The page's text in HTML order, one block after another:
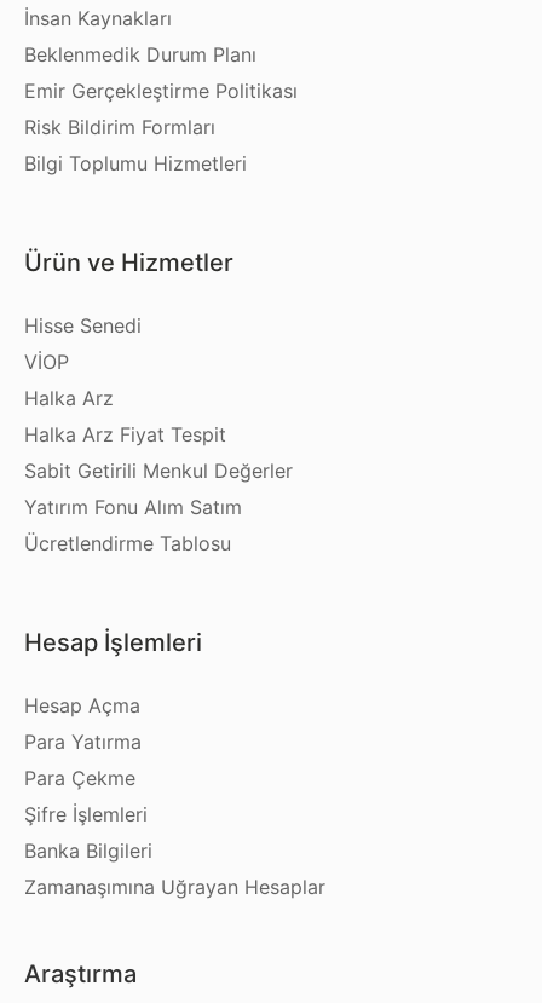
İnsan Kaynakları
Beklenmedik Durum Planı
Emir Gerçekleştirme Politikası
Risk Bildirim Formları
Bilgi Toplumu Hizmetleri
Ürün ve Hizmetler
Hisse Senedi
VİOP
Halka Arz
Halka Arz Fiyat Tespit
Sabit Getirili Menkul Değerler
Yatırım Fonu Alım Satım
Ücretlendirme Tablosu
Hesap İşlemleri
Hesap Açma
Para Yatırma
Para Çekme
Şifre İşlemleri
Banka Bilgileri
Zamanaşımına Uğrayan Hesaplar
Araştırma